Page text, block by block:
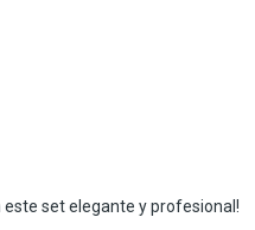
este set elegante y profesional!